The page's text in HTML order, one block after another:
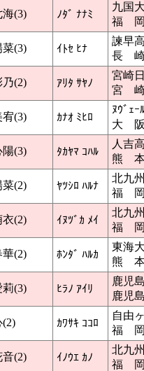
(3) ﾉﾀﾞ ﾅﾅﾐ
九国
福
(3) ｲﾄｾ ﾋﾅ
諫早
長
(2) ｱﾘﾀ ｻﾔﾉ
宮崎
宮
(3) ｶﾅｵ ﾐﾋﾛ
ﾇｳﾞｪ
大
(3) ﾀｶﾔﾏ ｺﾊﾙ
人吉
熊
(2) ﾔﾂｼﾛ ﾊﾙﾅ
北九
福
(2) ｲﾇﾂﾞｶ ﾒｲ
北九
福
(2) ﾎﾝﾀﾞ ﾊﾙｶ
東海
熊
(3) ﾋﾗﾉ ｱｲﾘ
鹿児
鹿児
ｶﾜｻｷ ｺｺﾛ
自由
福
(2) ｲﾉｳｴ ｶﾉ
北九
福